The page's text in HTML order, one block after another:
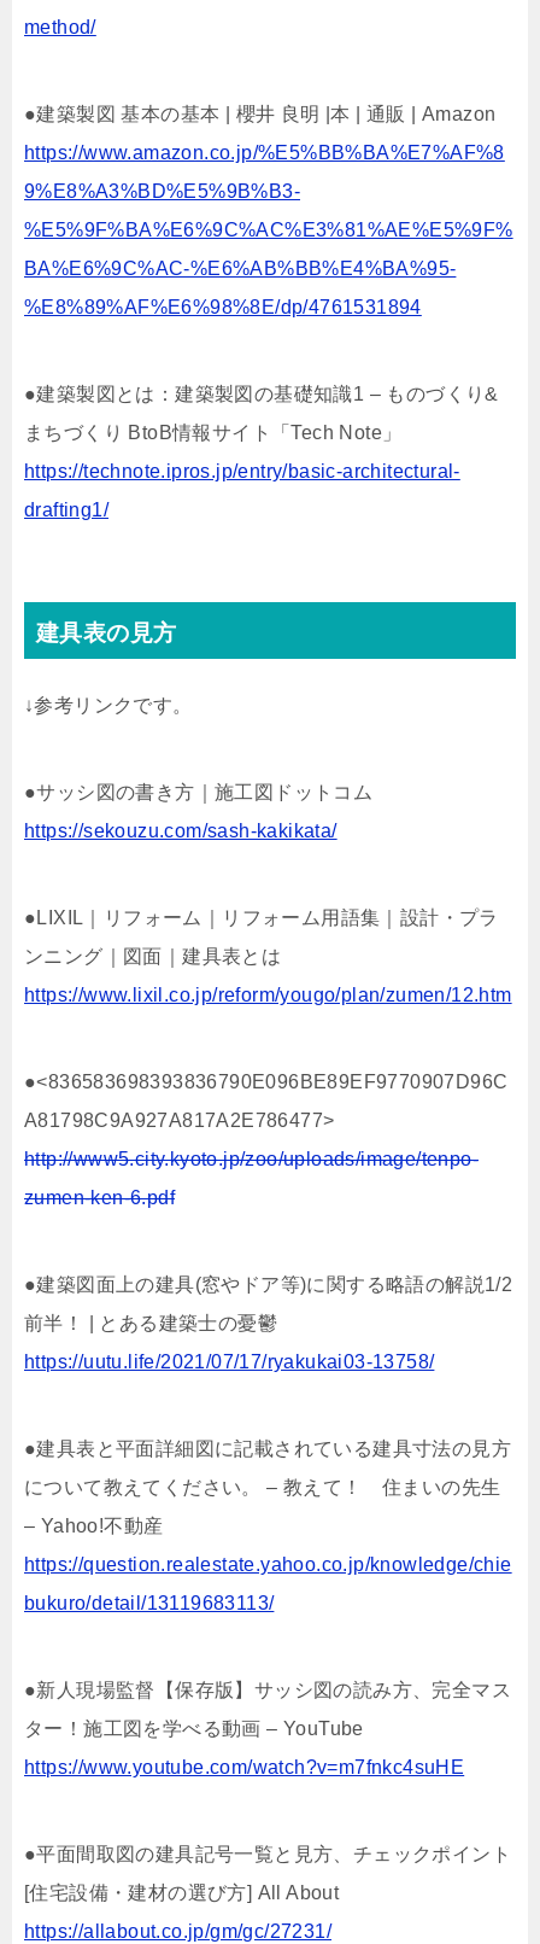
method/
●建築製図 基本の基本 | 櫻井 良明 |本 | 通販 | Amazon
https://www.amazon.co.jp/%E5%BB%BA%E7%AF%8
9%E8%A3%BD%E5%9B%B3-
%E5%9F%BA%E6%9C%AC%E3%81%AE%E5%9F%
BA%E6%9C%AC-%E6%AB%BB%E4%BA%95-
%E8%89%AF%E6%98%8E/dp/4761531894
●建築製図とは：建築製図の基礎知識1 – ものづくり&
まちづくり BtoB情報サイト「Tech Note」
https://technote.ipros.jp/entry/basic-architectural-
drafting1/
建具表の見方
↓参考リンクです。
●サッシ図の書き方｜施工図ドットコム
https://sekouzu.com/sash-kakikata/
●LIXIL｜リフォーム｜リフォーム用語集｜設計・プラ
ンニング｜図面｜建具表とは
https://www.lixil.co.jp/reform/yougo/plan/zumen/12.htm
●<836583698393836790E096BE89EF9770907D96C
A81798C9A927A817A2E786477>
http://www5.city.kyoto.jp/zoo/uploads/image/tenpo-
zumen-ken-6.pdf
●建築図面上の建具(窓やドア等)に関する略語の解説1/2
前半！ | とある建築士の憂鬱
https://uutu.life/2021/07/17/ryakukai03-13758/
●建具表と平面詳細図に記載されている建具寸法の見方
について教えてください。 – 教えて！ 住まいの先生
– Yahoo!不動産
https://question.realestate.yahoo.co.jp/knowledge/chie
bukuro/detail/13119683113/
●新人現場監督【保存版】サッシ図の読み方、完全マス
ター！施工図を学べる動画 – YouTube
https://www.youtube.com/watch?v=m7fnkc4suHE
●平面間取図の建具記号一覧と見方、チェックポイント
[住宅設備・建材の選び方] All About
https://allabout.co.jp/gm/gc/27231/